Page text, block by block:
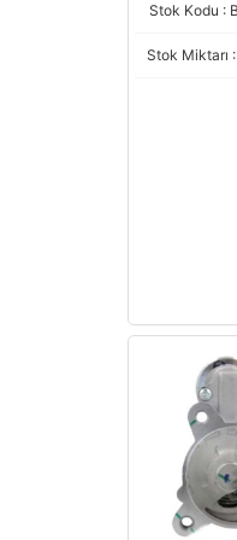
Stok Kodu :
Stok Miktarı